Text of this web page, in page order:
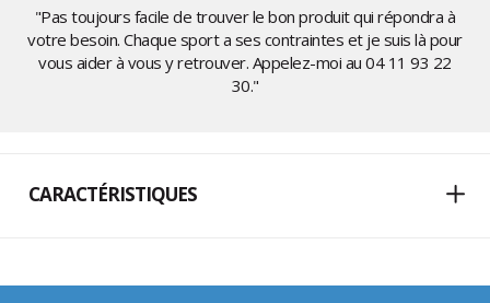
"Pas toujours facile de trouver le bon produit qui répondra à
votre besoin. Chaque sport a ses contraintes et je suis là pour
vous aider à vous y retrouver. Appelez-moi au04 11 93 22
30."
CARACTÉRISTIQUES